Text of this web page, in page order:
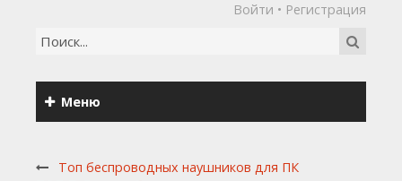
Войти • Регистрация
Меню
Топ беспроводных наушников для ПК